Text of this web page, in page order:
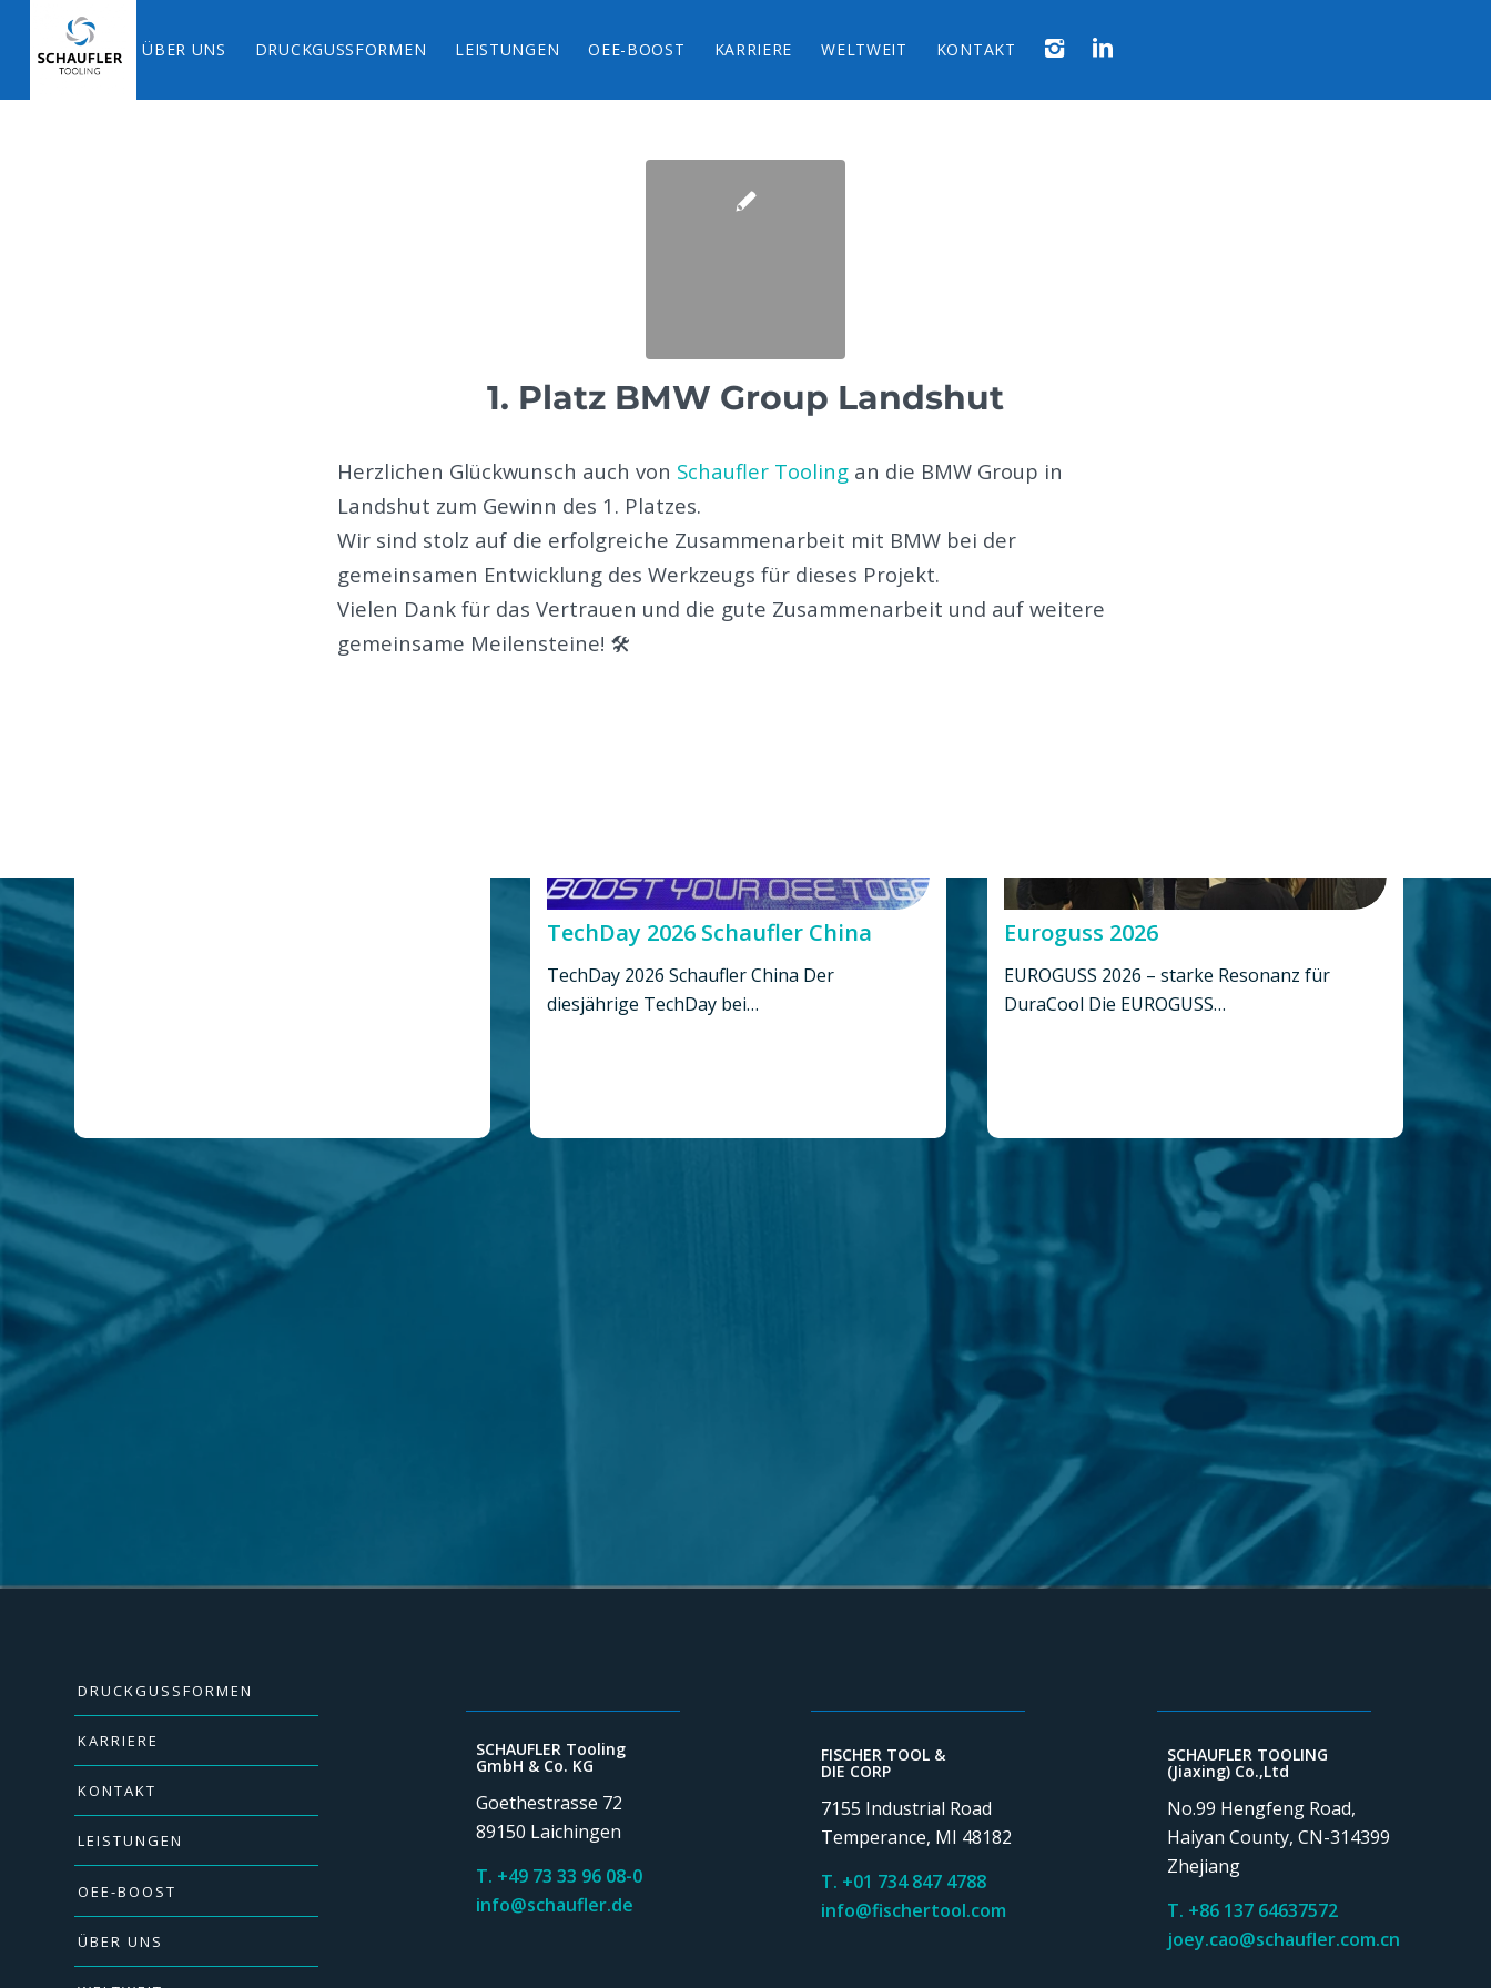
ÜBER UNS DRUCKGUSSFORMEN LEISTUNGEN OEE-BOOST KARRIERE WELTWEIT KONTAKT
1. Platz BMW Group Landshut
Herzlichen Glückwunsch auch von Schaufler Tooling an die BMW Group in
Landshut zum Gewinn des 1. Platzes.
Wir sind stolz auf die erfolgreiche Zusammenarbeit mit BMW bei der
gemeinsamen Entwicklung des Werkzeugs für dieses Projekt.
Vielen Dank für das Vertrauen und die gute Zusammenarbeit und auf weitere
gemeinsame Meilensteine! 🛠️
Schaufler Tooling beim Aalener
Gießerei Kolloquium 2026
TechDay 2026 Schaufler China
TechDay 2026 Schaufler China Der
diesjährige TechDay bei…
Euroguss 2026
EUROGUSS 2026 – starke Resonanz für
DuraCool Die EUROGUSS…
DRUCKGUSSFORMEN
KARRIERE
KONTAKT
LEISTUNGEN
OEE-BOOST
ÜBER UNS
SCHAUFLER Tooling
GmbH & Co. KG
Goethestrasse 72
89150 Laichingen
T. +49 73 33 96 08-0
info@schaufler.de
FISCHER TOOL &
DIE CORP
7155 Industrial Road
Temperance, MI 48182
T. +01 734 847 4788
info@fischertool.com
SCHAUFLER TOOLING
(Jiaxing) Co.,Ltd
No.99 Hengfeng Road,
Haiyan County, CN-314399
Zhejiang
T. +86 137 64637572
joey.cao@schaufler.com.cn